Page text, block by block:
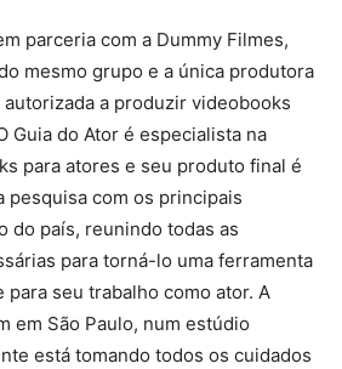
parceria com a Dummy Filmes,
mesmo grupo e a única produtora
a produzir videobooks
Guia do Ator é especialista na
para atores e seu produto final é
pesquisa com os principais
do país, reunindo todas as
para torná-lo uma ferramenta
para seu trabalho como ator. A
em São Paulo, num estúdio
está tomando todos os cuidados